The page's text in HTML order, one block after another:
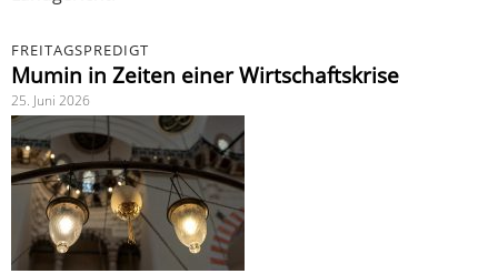
FREITAGSPREDIGT
Mumin in Zeiten einer Wirtschaftskrise
25. Juni 2026